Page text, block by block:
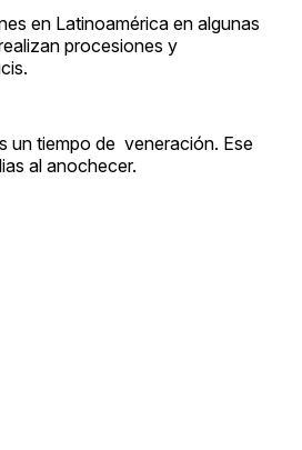
en Latinoamérica en algunas
procesiones y
un tiempo de veneración. Ese
al anochecer.